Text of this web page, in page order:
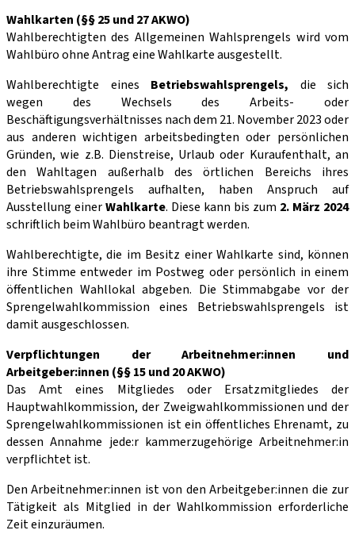
Wahlkarten (§§ 25 und 27 AKWO)
Wahlberechtigten des Allgemeinen Wahlsprengels wird vom
Wahlbüro ohne Antrag eine Wahlkarte ausgestellt.
Wahlberechtigte eines Betriebswahlsprengels, die sich
wegen des Wechsels des Arbeits- oder
Beschäftigungsverhältnisses nach dem 21. November 2023 oder
aus anderen wichtigen arbeitsbedingten oder persönlichen
Gründen, wie z.B. Dienstreise, Urlaub oder Kuraufenthalt, an
den Wahltagen außerhalb des örtlichen Bereichs ihres
Betriebswahlsprengels aufhalten, haben Anspruch auf
Ausstellung einerWahlkarte. Diese kann bis zum 2. März 2024
schriftlich beim Wahlbüro beantragt werden.
Wahlberechtigte, die im Besitz einer Wahlkarte sind, können
ihre Stimme entweder im Postweg oder persönlich in einem
öffentlichen Wahllokal abgeben. Die Stimmabgabe vor der
Sprengelwahlkommission eines Betriebswahlsprengels ist
damit ausgeschlossen.
Verpflichtungen der Arbeitnehmer:innen und
Arbeitgeber:innen (§§ 15 und 20 AKWO)
Das Amt eines Mitgliedes oder Ersatzmitgliedes der
Hauptwahlkommission, der Zweigwahlkommissionen und der
Sprengelwahlkommissionen ist ein öffentliches Ehrenamt, zu
dessen Annahme jede:r kammerzugehörige Arbeitnehmer:in
verpflichtet ist.
Den Arbeitnehmer:innen ist von den Arbeitgeber:innen die zur
Tätigkeit als Mitglied in der Wahlkommission erforderliche
Zeit einzuräumen.